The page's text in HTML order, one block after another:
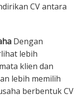
CV antara
Dengan
lebih
klien dan
lebih memilih
berbentuk CV